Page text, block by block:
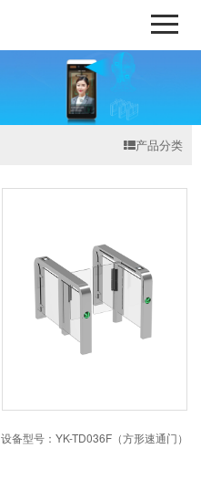
产品分类
设备型号：YK-TD036F（方形速通门）